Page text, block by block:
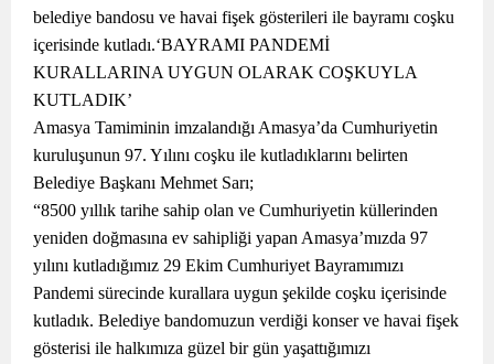
belediye bandosu ve havai fişek gösterileri ile bayramı coşku
içerisinde kutladı.‘BAYRAMI PANDEMİ
KURALLARINA UYGUN OLARAK COŞKUYLA
KUTLADIK’
Amasya Tamiminin imzalandığı Amasya’da Cumhuriyetin
kuruluşunun 97. Yılını coşku ile kutladıklarını belirten
Belediye Başkanı Mehmet Sarı;
“8500 yıllık tarihe sahip olan ve Cumhuriyetin küllerinden
yeniden doğmasına ev sahipliği yapan Amasya’mızda 97
yılını kutladığımız 29 Ekim Cumhuriyet Bayramımızı
Pandemi sürecinde kurallara uygun şekilde coşku içerisinde
kutladık. Belediye bandomuzun verdiği konser ve havai fişek
gösterisi ile halkımıza güzel bir gün yaşattığımızı